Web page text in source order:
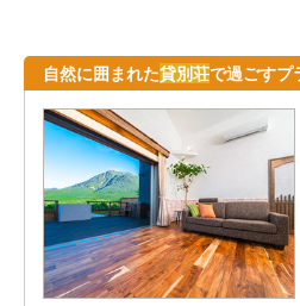
自然に囲まれた貸別荘で過ごすプ